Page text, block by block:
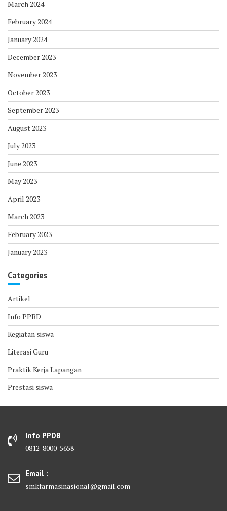
March 2024
February 2024
January 2024
December 2023
November 2023
October 2023
September 2023
August 2023
July 2023
June 2023
May 2023
April 2023
March 2023
February 2023
January 2023
Categories
Artikel
Info PPBD
Kegiatan siswa
Literasi Guru
Praktik Kerja Lapangan
Prestasi siswa
Info PPDB
0812-8000-5658
Email :
smkfarmasinasional@gmail.com